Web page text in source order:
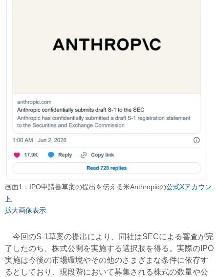
画面1：IPO申請書草案の提出を伝える米Anthropicの公式Xアカウン
ト
拡大画像表示
今回のS-1草案の提出により、同社はSECによる審査が完
了したのち、株式公開を実施する選択肢を得る。実際のIPO
実施は今後の市場環境やその他のさまざまな条件に依存す
るとしており、現段階において募集される株式の数量や公